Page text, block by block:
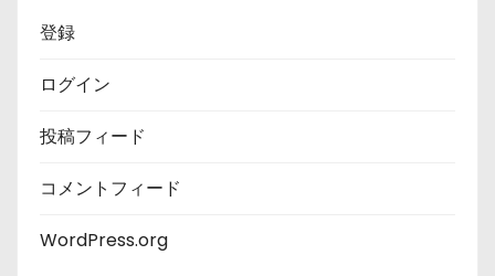
登録
ログイン
投稿フィード
コメントフィード
WordPress.org